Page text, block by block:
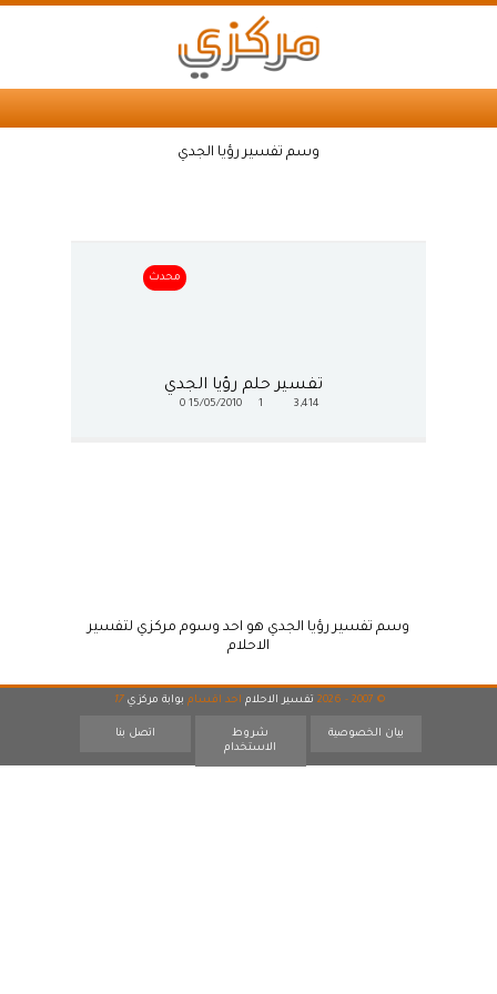
وسم تفسير رؤيا الجدي
محدث
تفسير حلم رؤيا الجدي
3,414
15/05/2010
0
وسم تفسير رؤيا الجدي هو احد وسوم مركزي لتفسير
الاحلام
© 2007 - 2026 تفسير الاحلام احد اقسام بوابة مركزي 17
بيان الخصوصية
شروط
الاستخدام
اتصل بنا